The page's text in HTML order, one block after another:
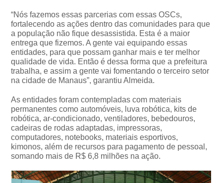
“Nós fazemos essas parcerias com essas OSCs,
fortalecendo as ações dentro das comunidades para que
a população não fique desassistida. Esta é a maior
entrega que fizemos. A gente vai equipando essas
entidades, para que possam ganhar mais e ter melhor
qualidade de vida. Então é dessa forma que a prefeitura
trabalha, e assim a gente vai fomentando o terceiro setor
na cidade de Manaus”, garantiu Almeida.
As entidades foram contempladas com materiais
permanentes como automóveis, luva robótica, kits de
robótica, ar-condicionado, ventiladores, bebedouros,
cadeiras de rodas adaptadas, impressoras,
computadores, notebooks, materiais esportivos,
kimonos, além de recursos para pagamento de pessoal,
somando mais de R$ 6,8 milhões na ação.